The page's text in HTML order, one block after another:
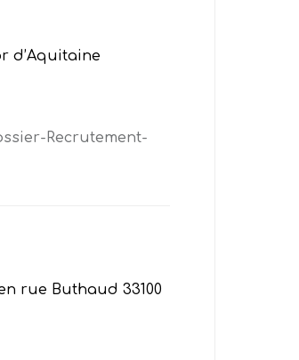
d’Aquitaine
Recrutement-
rue Buthaud 33100